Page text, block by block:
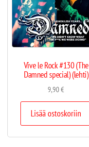
Vive le Rock #130 (The
Damned special) (lehti)
9,90€
Lisää ostoskoriin